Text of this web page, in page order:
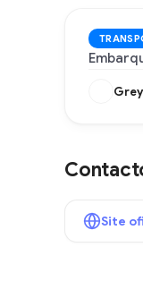
Site